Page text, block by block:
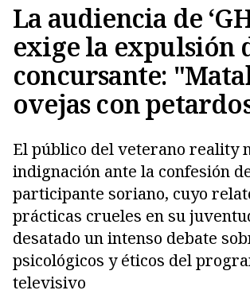
La audiencia de
exige la expulsión
concursante:
ovejas con
El público del veterano reality
indignación ante la confesión
participante soriano, cuyo
prácticas crueles en su
desatado un intenso debate
psicológicos y éticos del
televisivo
Copiar